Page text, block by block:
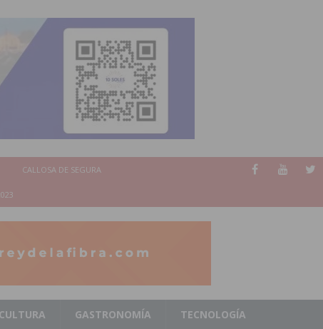
CALLOSA DE SEGURA
GASTRONOMÍA TECNOLOGÍA